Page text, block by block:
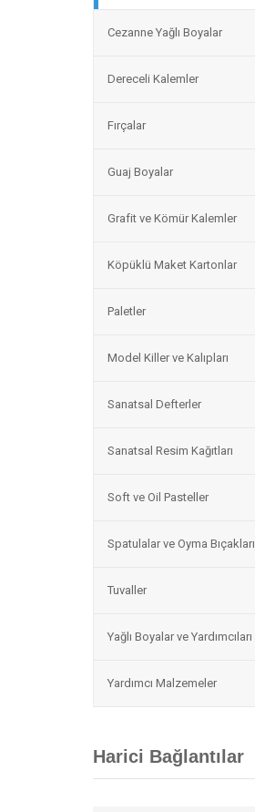
Cezanne Yağlı Boyalar
Dereceli Kalemler
Fırçalar
Guaj Boyalar
Grafit ve Kömür Kalemler
Köpüklü Maket Kartonlar
Paletler
Model Killer ve Kalıpları
Sanatsal Defterler
Sanatsal Resim Kağıtları
Soft ve Oil Pasteller
Spatulalar ve Oyma Bıçakları
Tuvaller
Yağlı Boyalar ve Yardımcıları
Yardımcı Malzemeler
Harici Bağlantılar